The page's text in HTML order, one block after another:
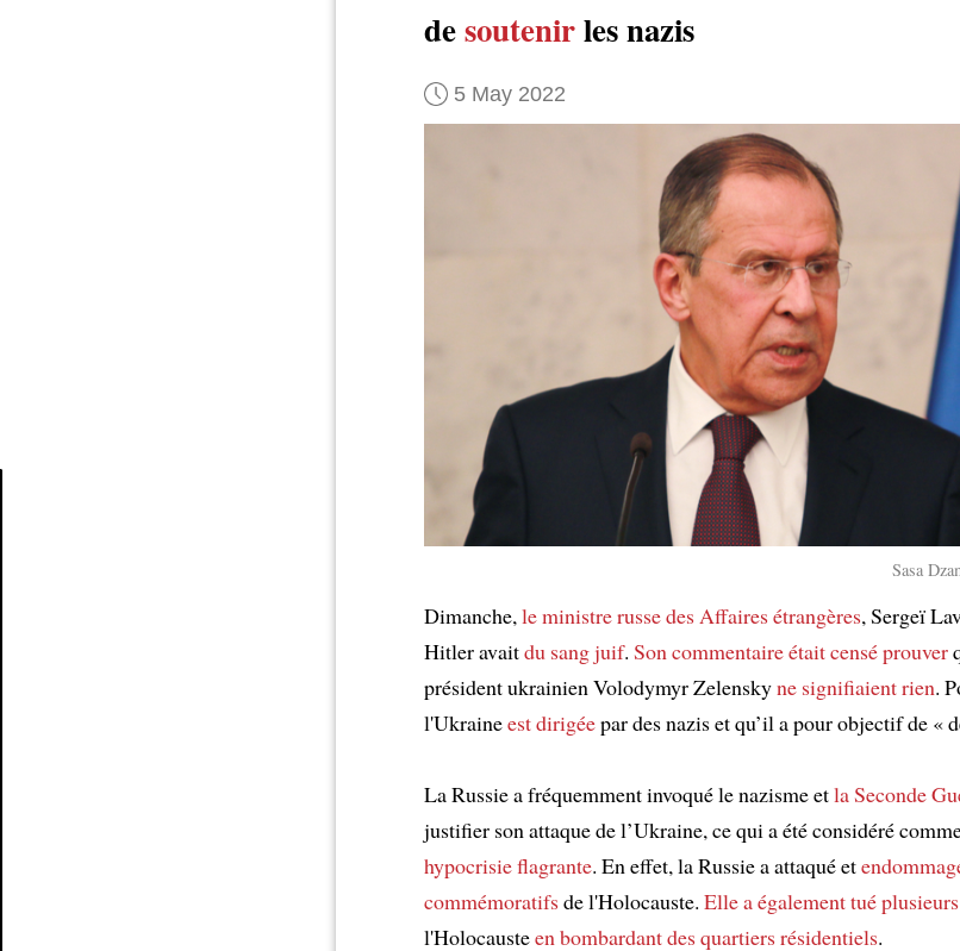
desoutenirles nazis
5 May 2022
​Sasa
Dimanche,le ministre russe des Affaires étrangères, Sergeï
Hitler avaitdu sang juif. Son commentaireétait censé prouver
président ukrainien Volodymyr Zelenskyne signifiaient rien.
l'Ukraineest dirigéepar des nazis et qu’il a pour objectif de «
La Russie a fréquemment invoqué le nazisme etla Seconde
justifier son attaque de l’Ukraine, ce qui a été considéré
hypocrisie flagrante. En effet, la Russie a attaqué et
commémoratifsde l'Holocauste. Elle a également tué
l'Holocausteen bombardantdes quartiers résidentiels.